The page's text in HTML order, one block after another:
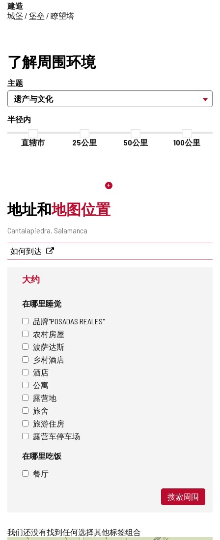
建造
城堡 / 堡垒 / 瞭望塔
了解周围环境
主题
半径内
直辖市 25公里 50公里 100公里
地址和地图位置
邮
地
址
Cantalapiedra. Salamanca
如何到达
大约
在哪里睡觉
品牌"POSADAS REALES"
农村房屋
波萨达斯
乡村酒店
酒店
公寓
露营地
旅舍
旅游住房
露营车停车场
在哪里吃饭
餐厅
搜索周围
我们还没有找到任何选择其他标签组合